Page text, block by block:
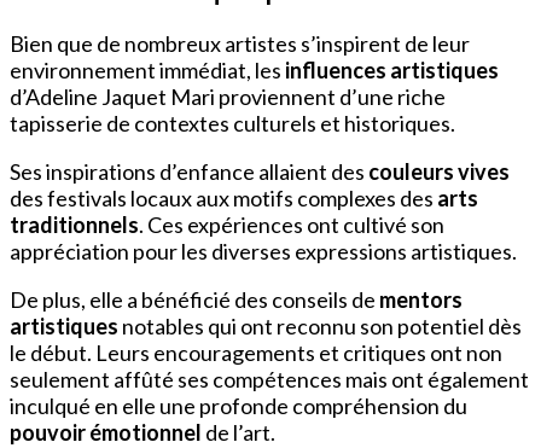
Bien que de nombreux artistes s’inspirent de leur
environnement immédiat, les influences artistiques
d’Adeline Jaquet Mari proviennent d’une riche
tapisserie de contextes culturels et historiques.
Ses inspirations d’enfance allaient des couleurs vives
des festivals locaux aux motifs complexes des arts
traditionnels. Ces expériences ont cultivé son
appréciation pour les diverses expressions artistiques.
De plus, elle a bénéficié des conseils de mentors
artistiques notables qui ont reconnu son potentiel dès
le début. Leurs encouragements et critiques ont non
seulement affûté ses compétences mais ont également
inculqué en elle une profonde compréhension du
pouvoir émotionnel de l’art.